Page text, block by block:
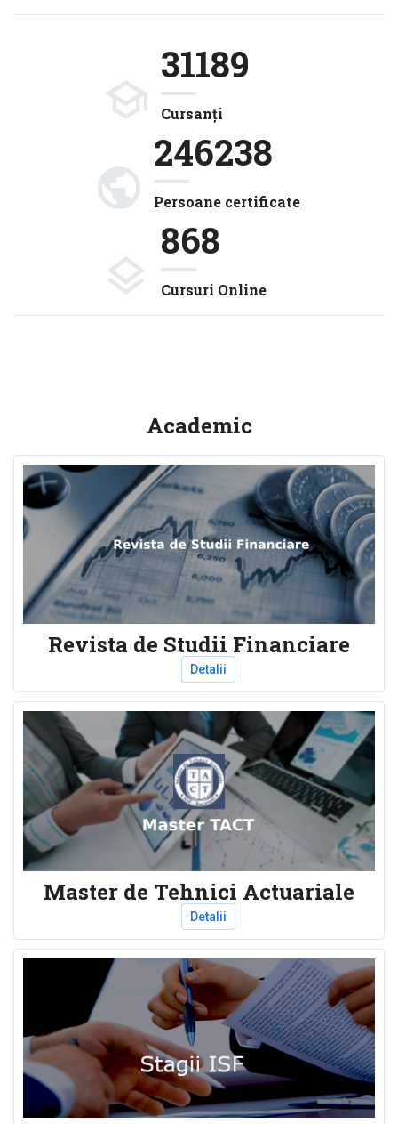
31189
Cursanți
246238
Persoane certificate
868
Cursuri Online
Academic
Revista de Studii Financiare
Detalii
Master de Tehnici Actuariale
Detalii